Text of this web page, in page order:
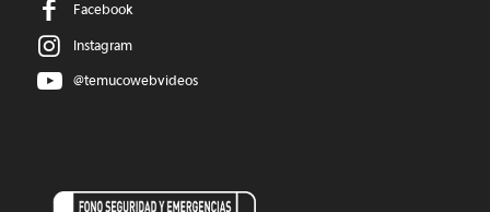
Facebook
Instagram
@temucowebvideos